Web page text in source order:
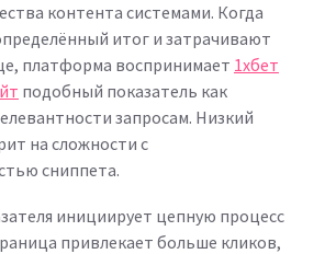
контента системами. Когда
итог и затрачивают
платформа воспринимает 1хбет
подобный показатель как
запросам. Низкий
на сложности с
сниппета.
инициирует цепную процесс
привлекает больше кликов,